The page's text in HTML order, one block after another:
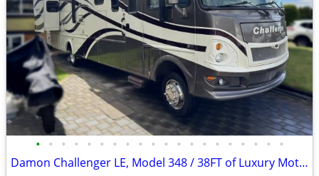
• • • • • • • • • • • • • • • • • • • •
Damon Challenger LE, Model 348 / 38FT of Luxury Motor Coach